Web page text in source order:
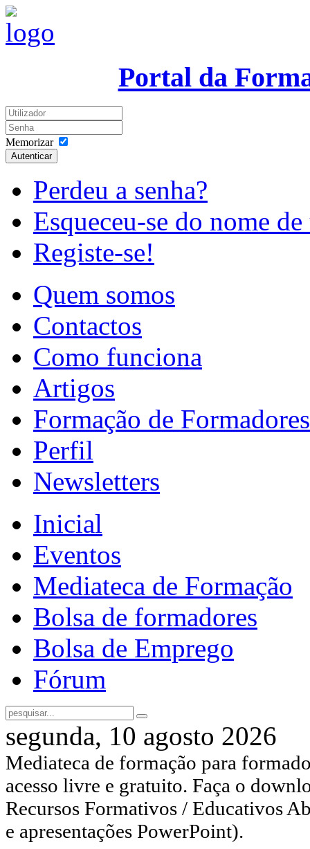
Portal da
Memorizar
Autenticar
Perdeu a senha?
Esqueceu-se do nome
Registe-se!
Quem somos
Contactos
Como funciona
Artigos
Formação de Formadores
Perfil
Newsletters
Inicial
Eventos
Mediateca de Formação
Bolsa de formadores
Bolsa de Emprego
Fórum
segunda, 10 agosto 2026
Mediateca de formação para
acesso livre e gratuito. Faça o
Recursos Formativos / Educativos
e apresentações PowerPoint).